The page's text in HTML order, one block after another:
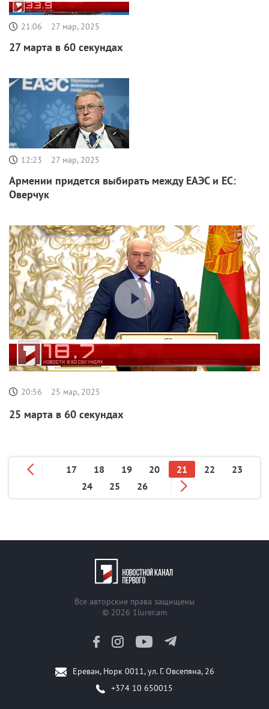
21:06 27 мар, 2025
27 марта в 60 секундах
12:23 27 мар, 2025
Армении придется выбирать между ЕАЭС и ЕС:
Оверчук
20:56 25 мар, 2025
25 марта в 60 секундах
17 18 19 20 21 22
23
24
25 26
Все авторские права защищены
© 2026 1lurer.am
Ереван, Норк 0011, ул. Г. Овсепяна, 26
+374 10 650015